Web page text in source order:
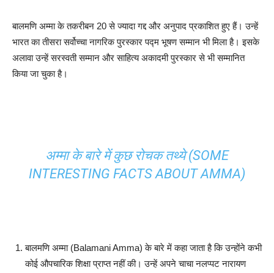
बालमणि अम्मा के तकरीबन 20 से ज्यादा गद्द और अनुपाद प्रकाशित हुए हैं। उन्हें
भारत का तीसरा सर्वोच्चा नागरिक पुरस्कार पद्म भूषण सम्मान भी मिला है। इसके
अलावा उन्हें सरस्वती सम्मान और साहित्य अकादमी पुरस्कार से भी सम्मानित
किया जा चुका है।
अम्मा के बारे में कुछ रोचक तथ्ये (SOME
INTERESTING FACTS ABOUT AMMA)
बालमणि अम्मा (Balamani Amma) के बारे में कहा जाता है कि उन्होंने कभी
कोई औपचारिक शिक्षा प्राप्त नहीं की। उन्हें अपने चाचा नलप्पट नारायण